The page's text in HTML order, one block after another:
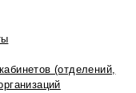
(отделений,